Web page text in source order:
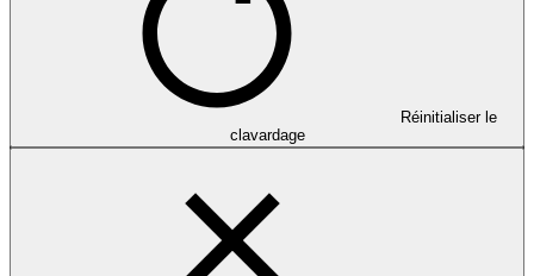
Réinitialiser le
clavardage